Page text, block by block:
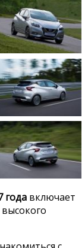
года включает